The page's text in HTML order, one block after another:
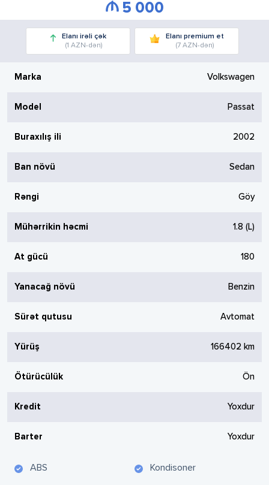
5 000
Elanı irəli çək
(1 AZN-dən)
Elanı premium et
(7 AZN-dən)
Marka Volkswagen
Model Passat
Buraxılış ili 2002
Ban növü Sedan
Rəngi Göy
Mühərrikin həcmi 1.8 (L)
At gücü 180
Yanacağ növü Benzin
Sürət qutusu Avtomat
Yürüş 166402 km
Ötürücülük Ön
Kredit Yoxdur
Barter Yoxdur
ABS Kondisoner